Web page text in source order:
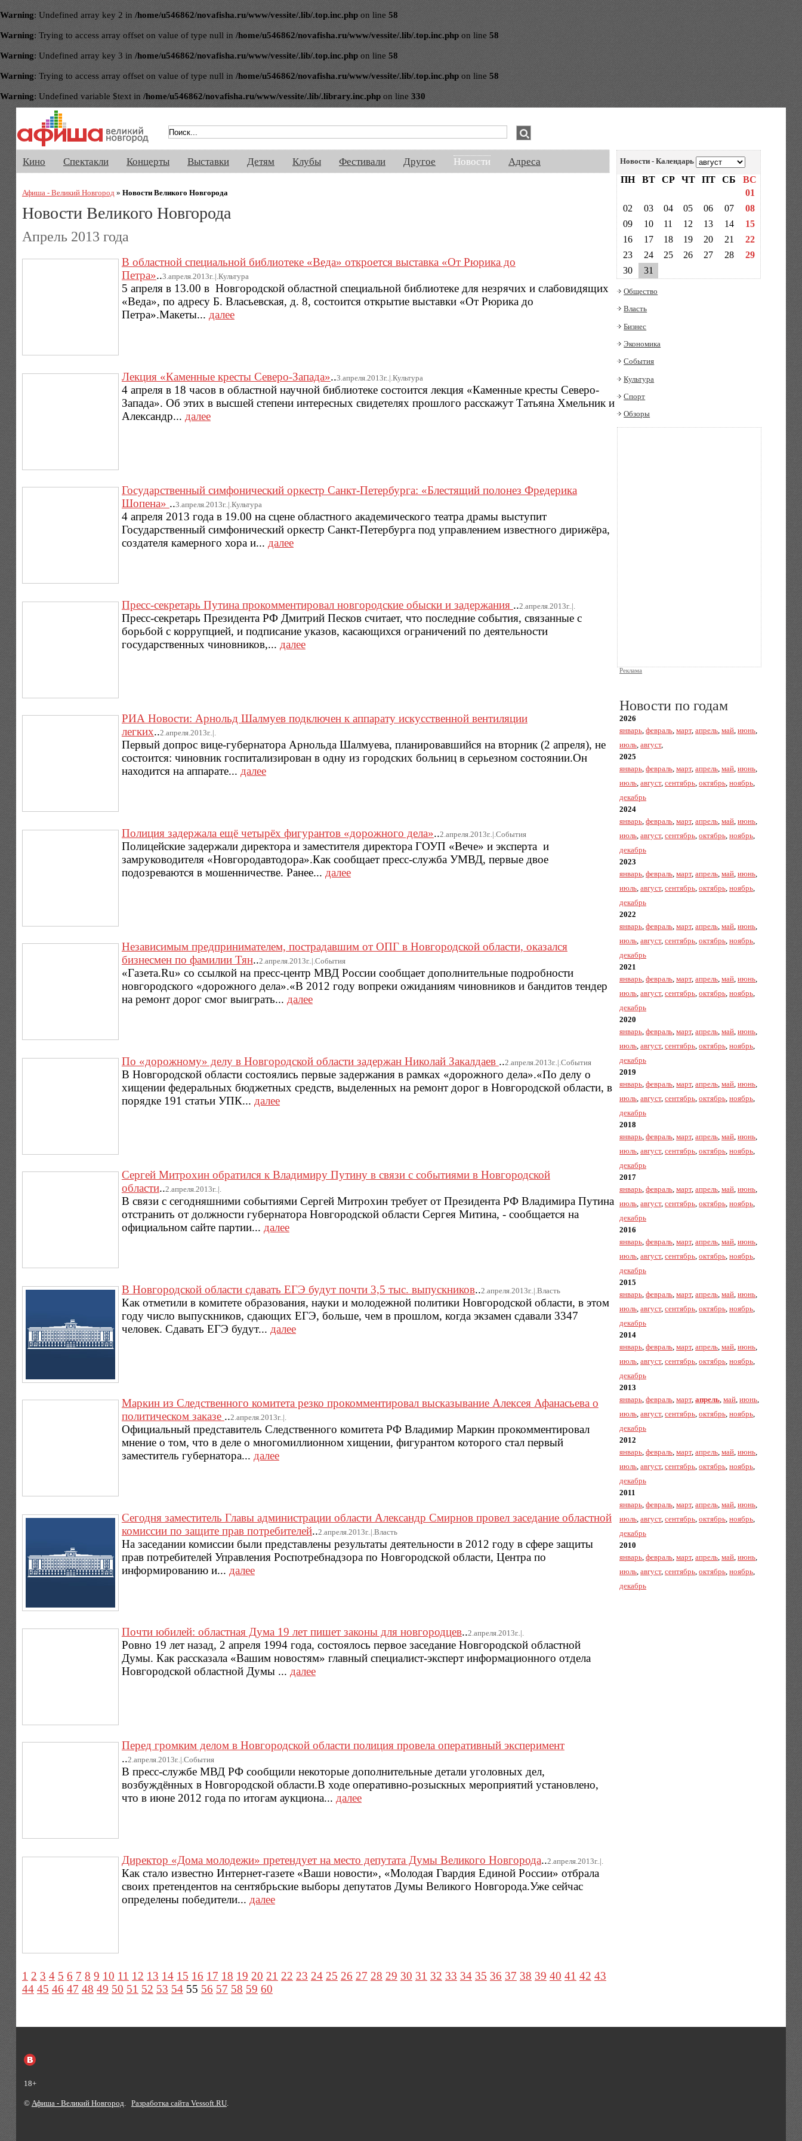
Warning: Undefined array key 2 in /home/u546862/novafisha.ru/www/vessite/.lib/.top.inc.php on line 58
Warning: Trying to access array offset on value of type null in /home/u546862/novafisha.ru/www/vessite/.lib/.top.inc.php on line 58
Warning: Undefined array key 3 in /home/u546862/novafisha.ru/www/vessite/.lib/.top.inc.php on line 58
Warning: Trying to access array offset on value of type null in /home/u546862/novafisha.ru/www/vessite/.lib/.top.inc.php on line 58
Warning: Undefined variable $text in /home/u546862/novafisha.ru/www/vessite/.lib/.library.inc.php on line 330
Кино Спектакли Концерты Выставки Детям Клубы Фестивали Другое Новости Адреса
Афиша - Великий Новгород » Новости Великого Новгорода
Новости Великого Новгорода
Апрель 2013 года
В областной специальной библиотеке «Веда» откроется выставка «От Рюрика до
Петра»..3.апреля.2013г..|.Культура
5 апреля в 13.00 в Новгородской областной специальной библиотеке для незрячих и слабовидящих
«Веда», по адресу Б. Власьевская, д. 8, состоится открытие выставки «От Рюрика до
Петра».Макеты... далее
Лекция «Каменные кресты Северо-Запада»..3.апреля.2013г..|.Культура
4 апреля в 18 часов в областной научной библиотеке состоится лекция «Каменные кресты Северо-
Запада». Об этих в высшей степени интересных свидетелях прошлого расскажут Татьяна Хмельник и
Александр... далее
Государственный симфонический оркестр Санкт-Петербурга: «Блестящий полонез Фредерика
Шопена» ..3.апреля.2013г..|.Культура
4 апреля 2013 года в 19.00 на сцене областного академического театра драмы выступит
Государственный симфонический оркестр Санкт-Петербурга под управлением известного дирижёра,
создателя камерного хора и... далее
Пресс-секретарь Путина прокомментировал новгородские обыски и задержания ..2.апреля.2013г..|.
Пресс-секретарь Президента РФ Дмитрий Песков считает, что последние события, связанные с
борьбой с коррупцией, и подписание указов, касающихся ограничений по деятельности
государственных чиновников,... далее
РИА Новости: Арнольд Шалмуев подключен к аппарату искусственной вентиляции
легких..2.апреля.2013г..|.
Первый допрос вице-губернатора Арнольда Шалмуева, планировавшийся на вторник (2 апреля), не
состоится: чиновник госпитализирован в одну из городских больниц в серьезном состоянии.Он
находится на аппарате... далее
Полиция задержала ещё четырёх фигурантов «дорожного дела»..2.апреля.2013г..|.Cобытия
Полицейские задержали директора и заместителя директора ГОУП «Вече» и эксперта и
замруководителя «Новгородавтодора».Как сообщает пресс-служба УМВД, первые двое
подозреваются в мошенничестве. Ранее... далее
Независимым предпринимателем, пострадавшим от ОПГ в Новгородской области, оказался
бизнесмен по фамилии Тян..2.апреля.2013г..|.Cобытия
«Газета.Ru» со ссылкой на пресс-центр МВД России сообщает дополнительные подробности
новгородского «дорожного дела».«В 2012 году вопреки ожиданиям чиновников и бандитов тендер
на ремонт дорог смог выиграть... далее
По «дорожному» делу в Новгородской области задержан Николай Закалдаев ..2.апреля.2013г..|.Cобытия
В Новгородской области состоялись первые задержания в рамках «дорожного дела».«По делу о
хищении федеральных бюджетных средств, выделенных на ремонт дорог в Новгородской области, в
порядке 191 статьи УПК... далее
Сергей Митрохин обратился к Владимиру Путину в связи с событиями в Новгородской
области..2.апреля.2013г..|.
В связи с сегодняшними событиями Сергей Митрохин требует от Президента РФ Владимира Путина
отстранить от должности губернатора Новгородской области Сергея Митина, - сообщается на
официальном сайте партии... далее
В Новгородской области сдавать ЕГЭ будут почти 3,5 тыс. выпускников..2.апреля.2013г..|.Власть
Как отметили в комитете образования, науки и молодежной политики Новгородской области, в этом
году число выпускников, сдающих ЕГЭ, больше, чем в прошлом, когда экзамен сдавали 3347
человек. Сдавать ЕГЭ будут... далее
Маркин из Следственного комитета резко прокомментировал высказывание Алексея Афанасьева о
политическом заказе ..2.апреля.2013г..|.
Официальный представитель Следственного комитета РФ Владимир Маркин прокомментировал
мнение о том, что в деле о многомиллионном хищении, фигурантом которого стал первый
заместитель губернатора... далее
Сегодня заместитель Главы администрации области Александр Смирнов провел заседание областной
комиссии по защите прав потребителей..2.апреля.2013г..|.Власть
На заседании комиссии были представлены результаты деятельности в 2012 году в сфере защиты
прав потребителей Управления Роспотребнадзора по Новгородской области, Центра по
информированию и... далее
Почти юбилей: областная Дума 19 лет пишет законы для новгородцев..2.апреля.2013г..|.
Ровно 19 лет назад, 2 апреля 1994 года, состоялось первое заседание Новгородской областной
Думы. Как рассказала «Вашим новостям» главный специалист-эксперт информационного отдела
Новгородской областной Думы ... далее
Перед громким делом в Новгородской области полиция провела оперативный эксперимент
..2.апреля.2013г..|.Cобытия
В пресс-службе МВД РФ сообщили некоторые дополнительные детали уголовных дел,
возбуждённых в Новгородской области.В ходе оперативно-розыскных мероприятий установлено,
что в июне 2012 года по итогам аукциона... далее
Директор «Дома молодежи» претендует на место депутата Думы Великого Новгорода..2.апреля.2013г..|.
Как стало известно Интернет-газете «Ваши новости», «Молодая Гвардия Единой России» отбрала
своих претендентов на сентябрьские выборы депутатов Думы Великого Новгорода.Уже сейчас
определены победители... далее
1 2 3 4 5 6 7 8 9 10 11 12 13 14 15 16 17 18 19 20 21 22 23 24 25 26 27 28 29 30 31 32 33 34 35 36 37 38 39 40 41 42 43
44 45 46 47 48 49 50 51 52 53 54 55 56 57 58 59 60
Новости - Календарь
ПН ВТ СР ЧТ ПТ СБ
ВС
01
02
03 04 05 06 07
08
09
10 11 12 13 14
15
16
17 18 19 20 21
22
23
24 25 26 27 28
29
30
31
Общество
Власть
Бизнес
Экономика
События
Культура
Спорт
Обзоры
Реклама
Новости по годам
2026
январь,февраль,март,апрель,май,июнь,
июль,август,
2025
январь,февраль,март,апрель,май,июнь,
июль,август,сентябрь,октябрь,ноябрь,
декабрь
2024
январь,февраль,март,апрель,май,июнь,
июль,август,сентябрь,октябрь,ноябрь,
декабрь
2023
январь,февраль,март,апрель,май,июнь,
июль,август,сентябрь,октябрь,ноябрь,
декабрь
2022
январь,февраль,март,апрель,май,июнь,
июль,август,сентябрь,октябрь,ноябрь,
декабрь
2021
январь,февраль,март,апрель,май,июнь,
июль,август,сентябрь,октябрь,ноябрь,
декабрь
2020
январь,февраль,март,апрель,май,июнь,
июль,август,сентябрь,октябрь,ноябрь,
декабрь
2019
январь,февраль,март,апрель,май,июнь,
июль,август,сентябрь,октябрь,ноябрь,
декабрь
2018
январь,февраль,март,апрель,май,июнь,
июль,август,сентябрь,октябрь,ноябрь,
декабрь
2017
январь,февраль,март,апрель,май,июнь,
июль,август,сентябрь,октябрь,ноябрь,
декабрь
2016
январь,февраль,март,апрель,май,июнь,
июль,август,сентябрь,октябрь,ноябрь,
декабрь
2015
январь,февраль,март,апрель,май,июнь,
июль,август,сентябрь,октябрь,ноябрь,
декабрь
2014
январь,февраль,март,апрель,май,июнь,
июль,август,сентябрь,октябрь,ноябрь,
декабрь
2013
январь,февраль,март,апрель,май,июнь,
июль,август,сентябрь,октябрь,ноябрь,
декабрь
2012
январь,февраль,март,апрель,май,июнь,
июль,август,сентябрь,октябрь,ноябрь,
декабрь
2011
январь,февраль,март,апрель,май,июнь,
июль,август,сентябрь,октябрь,ноябрь,
декабрь
2010
январь,февраль,март,апрель,май,июнь,
июль,август,сентябрь,октябрь,ноябрь,
декабрь
18+
© Афиша - Великий Новгород Разработка сайта Vessoft.RU.